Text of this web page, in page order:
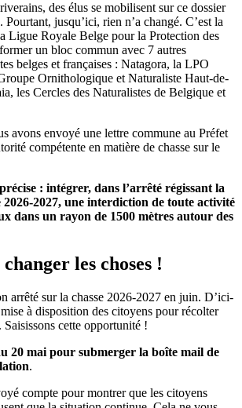
des élus se mobilisent sur ce dossier
Pourtant, jusqu’ici, rien n’a changé. C’est la
Ligue Royale Belge pour la Protection des
un bloc commun avec 7 autres
belges et françaises : Natagora, la LPO
Ornithologique et Naturaliste Haut-de-
les Cercles des Naturalistes de Belgique et
avons envoyé une lettre commune au Préfet
compétente en matière de chasse sur le
: intégrer, dans l’arrêté régissant la
2026-2027, une interdiction de toute activité
dans un rayon de 1500 mètres autour des
les choses !
arrêté sur la chasse 2026-2027 en juin. D’ici-
à disposition des citoyens pour récolter
Saisissons cette opportunité !
20 mai pour submerger la boîte mail de
.
compte pour montrer que les citoyens